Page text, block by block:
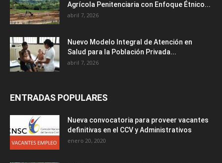
Agrícola Penitenciaria con Enfoque Étnico...
abril 7, 2026
Nuevo Modelo Integral de Atención en
Salud para la Población Privada...
abril 7, 2026
ENTRADAS POPULARES
Nueva convocatoria para proveer vacantes
definitivas en el CCV y Administrativos
enero 20, 2020